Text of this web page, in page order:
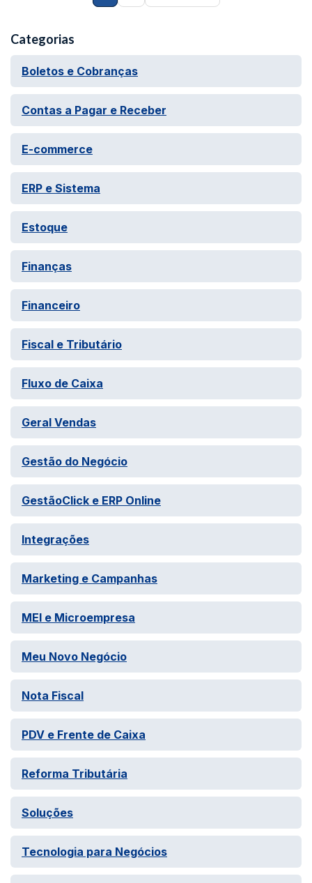
Categorias
Boletos e Cobranças
Contas a Pagar e Receber
E-commerce
ERP e Sistema
Estoque
Finanças
Financeiro
Fiscal e Tributário
Fluxo de Caixa
Geral Vendas
Gestão do Negócio
GestãoClick e ERP Online
Integrações
Marketing e Campanhas
MEI e Microempresa
Meu Novo Negócio
Nota Fiscal
PDV e Frente de Caixa
Reforma Tributária
Soluções
Tecnologia para Negócios